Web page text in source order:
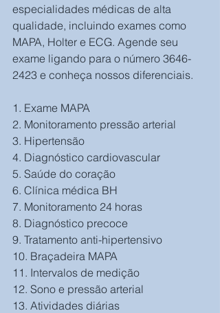
especialidades médicas de alta
qualidade, incluindo exames como
MAPA, Holter e ECG. Agende seu
exame ligando para o número 3646-
2423 e conheça nossos diferenciais.
1. Exame MAPA
2. Monitoramento pressão arterial
3. Hipertensão
4. Diagnóstico cardiovascular
5. Saúde do coração
6. Clínica médica BH
7. Monitoramento 24 horas
8. Diagnóstico precoce
9. Tratamento anti-hipertensivo
10. Braçadeira MAPA
11. Intervalos de medição
12. Sono e pressão arterial
13. Atividades diárias